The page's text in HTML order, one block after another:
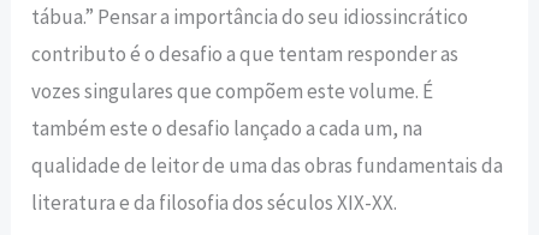
tábua.” Pensar a importância do seu idiossincrático
contributo é o desafio a que tentam responder as
vozes singulares que compõem este volume. É
também este o desafio lançado a cada um, na
qualidade de leitor de uma das obras fundamentais da
literatura e da filosofia dos séculos XIX-XX.